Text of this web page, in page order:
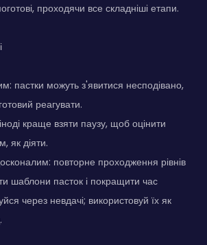
проходячи все складніші етапи.
пастки можуть з'явитися несподівано,
реагувати.
краще взяти паузу, щоб оцінити
як діяти.
повторне проходження рівнів
шаблони пасток і покращити час
через невдачі; використовуй їх як